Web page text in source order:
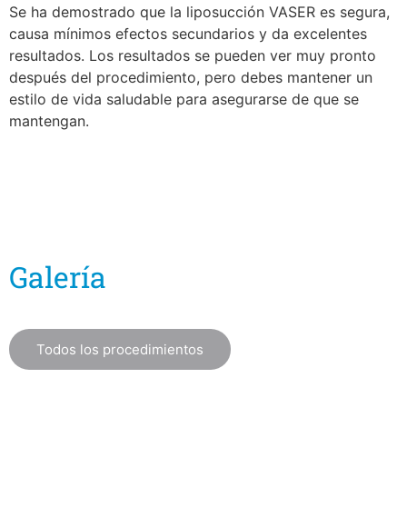
Se ha demostrado que la liposucción VASER es segura,
causa mínimos efectos secundarios y da excelentes
resultados. Los resultados se pueden ver muy pronto
después del procedimiento, pero debes mantener un
estilo de vida saludable para asegurarse de que se
mantengan.
Galería
Todos los procedimientos